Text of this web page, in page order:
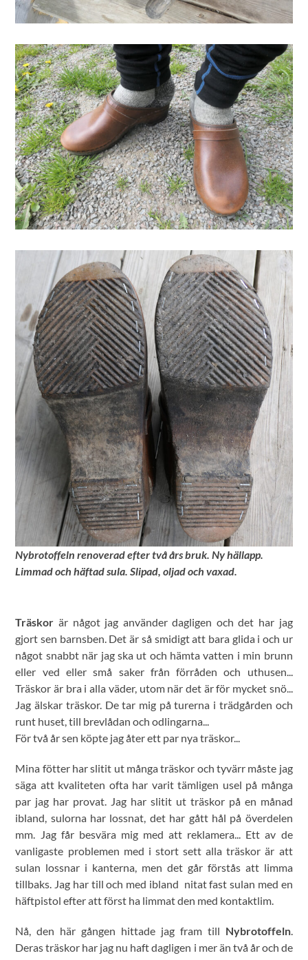
Nybrotoffeln renoverad efter två års bruk. Ny hällapp.
Limmad och häftad sula. Slipad, oljad och vaxad.
Träskor är något jag använder dagligen och det har jag
gjort sen barnsben. Det är så smidigt att bara glida i och ur
något snabbt när jag ska ut och hämta vatten i min brunn
eller ved eller små saker från förråden och uthusen...
Träskor är bra i alla väder, utom när det är för mycket snö...
Jag älskar träskor. De tar mig på turerna i trädgården och
runt huset, till brevlådan och odlingarna...
För två år sen köpte jag åter ett par nya träskor...
Mina fötter har slitit ut många träskor och tyvärr måste jag
säga att kvaliteten ofta har varit tämligen usel på många
par jag har provat. Jag har slitit ut träskor på en månad
ibland, sulorna har lossnat, det har gått hål på överdelen
mm. Jag får besvära mig med att reklamera... Ett av de
vanligaste problemen med i stort sett alla träskor är att
sulan lossnar i kanterna, men det går förstås att limma
tillbaks. Jag har till och med ibland nitat fast sulan med en
häftpistol efter att först ha limmat den med kontaktlim.
Nå, den här gången hittade jag fram till Nybrotoffeln.
Deras träskor har jag nu haft dagligen i mer än två år och de